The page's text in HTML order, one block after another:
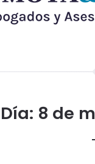
Día: 8 de